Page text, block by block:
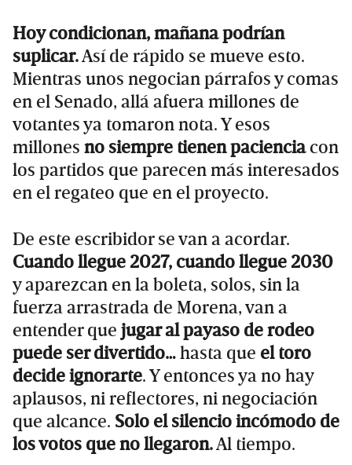
Hoy condicionan, mañana podrían
suplicar.Así de rápido se mueve esto.
Mientras unos negocian párrafos y comas
en el Senado, allá afuera millones de
votantes ya tomaron nota. Y esos
millones no siempre tienen pacienciacon
los partidos que parecen más interesados
en el regateo que en el proyecto.
De este escribidor se van a acordar.
Cuando llegue 2027, cuando llegue 2030
y aparezcan en la boleta, solos, sin la
fuerza arrastrada de Morena, van a
entender que jugar al payaso de rodeo
puede ser divertido…hasta que el toro
decide ignorarte. Y entonces ya no hay
aplausos, ni reflectores, ni negociación
que alcance. Solo el silencio incómodo de
los votos que no llegaron.Al tiempo.